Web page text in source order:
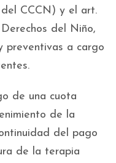
del CCCN) y el art.
del Niño,
preventivas a cargo
de una cuota
de la
del pago
de la terapia